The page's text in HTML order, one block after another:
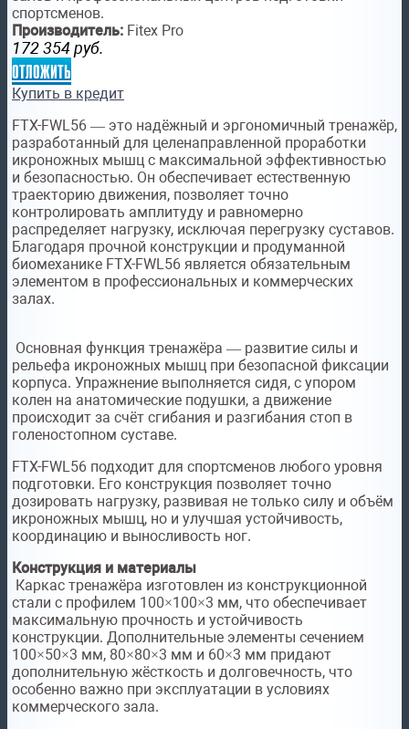
спортсменов.
Производитель: Fitex Pro
172 354 руб.
отложить
Купить в кредит
FTX-FWL56 — это надёжный и эргономичный тренажёр,
разработанный для целенаправленной проработки
икроножных мышц с максимальной эффективностью
и безопасностью. Он обеспечивает естественную
траекторию движения, позволяет точно
контролировать амплитуду и равномерно
распределяет нагрузку, исключая перегрузку суставов.
Благодаря прочной конструкции и продуманной
биомеханике FTX-FWL56 является обязательным
элементом в профессиональных и коммерческих
залах.
Основная функция тренажёра — развитие силы и
рельефа икроножных мышц при безопасной фиксации
корпуса. Упражнение выполняется сидя, с упором
колен на анатомические подушки, а движение
происходит за счёт сгибания и разгибания стоп в
голеностопном суставе.
FTX-FWL56 подходит для спортсменов любого уровня
подготовки. Его конструкция позволяет точно
дозировать нагрузку, развивая не только силу и объём
икроножных мышц, но и улучшая устойчивость,
координацию и выносливость ног.
Конструкция и материалы
Каркас тренажёра изготовлен из конструкционной
стали с профилем 100×100×3 мм, что обеспечивает
максимальную прочность и устойчивость
конструкции. Дополнительные элементы сечением
100×50×3 мм, 80×80×3 мм и 60×3 мм придают
дополнительную жёсткость и долговечность, что
особенно важно при эксплуатации в условиях
коммерческого зала.